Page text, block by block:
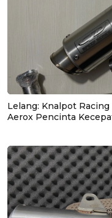
Lelang: Knalpot
Aerox Pencinta